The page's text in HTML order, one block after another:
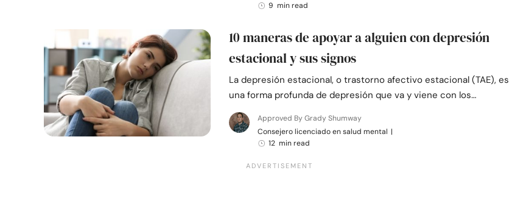
9 min read
10 maneras de apoyar a alguien con depresión
estacional y sus signos
La depresión estacional, o trastorno afectivo estacional (TAE), es
una forma profunda de depresión que va y viene con los…
Approved By Grady Shumway
Consejero licenciado en salud mental |
12 min read